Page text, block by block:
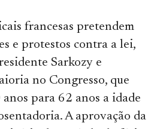
francesas pretendem
e protestos contra a lei,
Sarkozy e
no Congresso, que
para 62 anos a idade
A aprovação da